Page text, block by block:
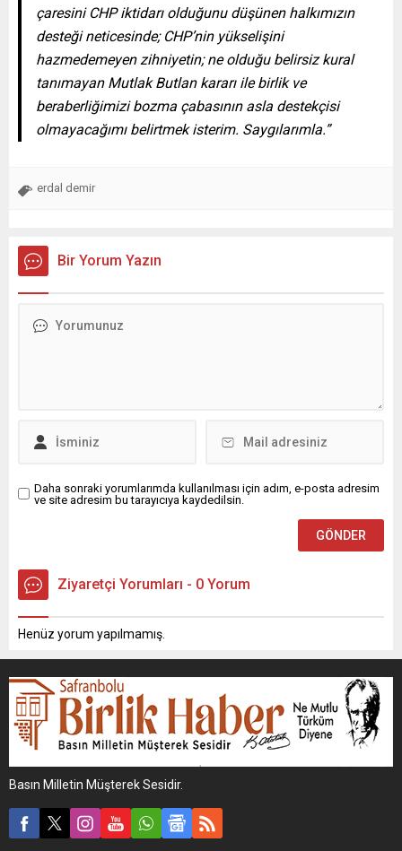
çaresini CHP iktidarı olduğunu düşünen halkımızın
desteği neticesinde; CHP’nin yükselişini
hazmedemeyen zihniyetin; ne olduğu belirsiz kural
tanımayan Mutlak Butlan kararı ile birlik ve
beraberliğimizi bozma çabasının asla destekçisi
olmayacağımı belirtmek isterim. Saygılarımla.”
erdal demir
Bir Yorum Yazın
Daha sonraki yorumlarımda kullanılması için adım, e-posta adresim
ve site adresim bu tarayıcıya kaydedilsin.
Ziyaretçi Yorumları - 0 Yorum
Henüz yorum yapılmamış.
Basın Milletin Müşterek Sesidir.